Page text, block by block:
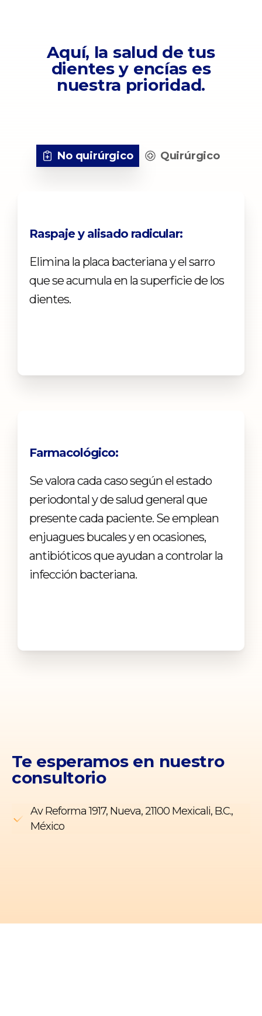
Aquí, la salud de tus
dientes y encías es
nuestra prioridad.
No quirúrgico Quirúrgico
Raspaje y alisado radicular:
Elimina la placa bacteriana y el sarro
que se acumula en la superficie de los
dientes.
Farmacológico:
Se valora cada caso según el estado
periodontal y de salud general que
presente cada paciente. Se emplean
enjuagues bucales y en ocasiones,
antibióticos que ayudan a controlar la
infección bacteriana.
Te esperamos en nuestro
consultorio
Av Reforma 1917, Nueva, 21100 Mexicali, B.C.,
México